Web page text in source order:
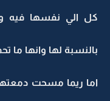
كل الي نفسها فيه
بالنسبة لها وانها ما
اما ريما مسحت